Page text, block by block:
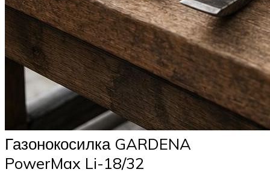
Газонокосилка GARDENA
PowerMax Li-18/32